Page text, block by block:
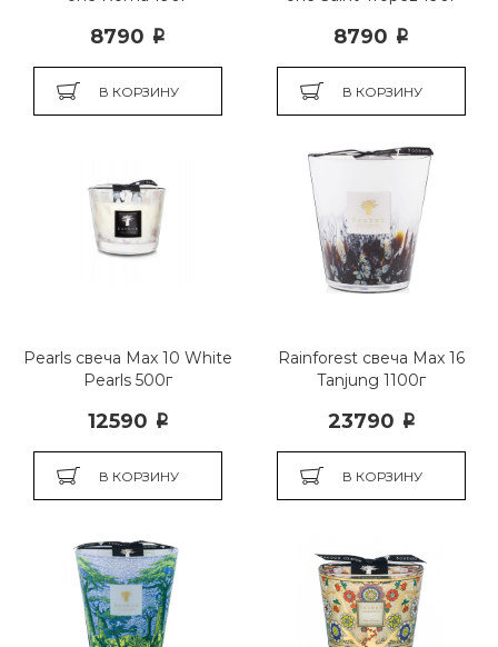
8790 i
В КОРЗИНУ
8790 i
В КОРЗИНУ
Pearls свеча Max 10 White
Pearls 500г
12590 i
В КОРЗИНУ
Rainforest свеча Max 16
Tanjung 1100г
23790 i
В КОРЗИНУ